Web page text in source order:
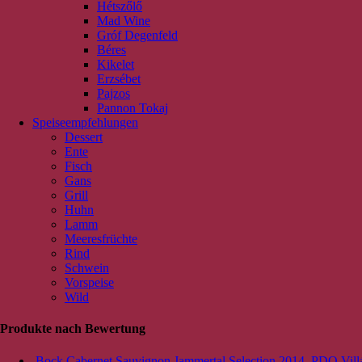
Hétszőlő
Mad Wine
Gróf Degenfeld
Béres
Kikelet
Erzsébet
Pajzos
Pannon Tokaj
Speiseempfehlungen
Dessert
Ente
Fisch
Gans
Grill
Huhn
Lamm
Meeresfrüchte
Rind
Schwein
Vorspeise
Wild
Produkte nach Bewertung